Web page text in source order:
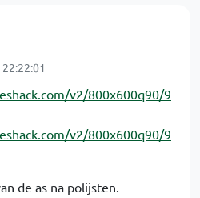
de as na polijsten.